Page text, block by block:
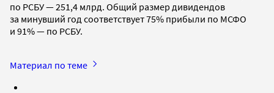
по РСБУ — 251,4 млрд. Общий размер дивидендов
за минувший год соответствует 75% прибыли по МСФО
и 91% — по РСБУ.
Материал по теме